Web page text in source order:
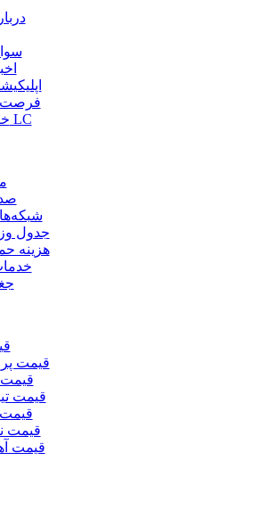
فرصت
خرید اعتباری LC
جدول
هزینه
قیمت
قیمت
قیمت
قیمت
قیمت
قیمت